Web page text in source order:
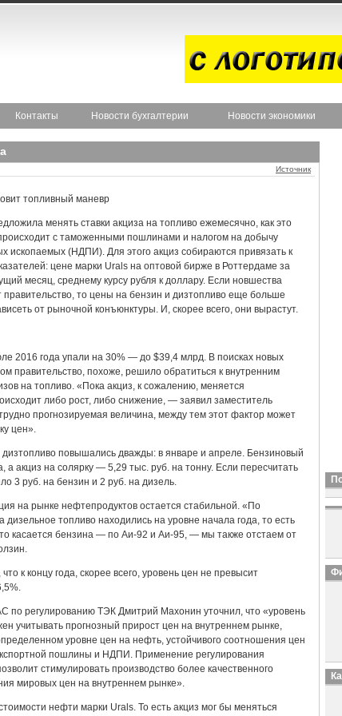
Контакты Новости бухгалтерии Новости экономики
Источник
топливный маневр
менять ставки акциза на топливо ежемесячно, как это
с таможенными пошлинами и налогом на добычу
ископаемых (НДПИ). Для этого акциз собираются привязать к
цене марки Urals на оптовой бирже в Роттердаме за
месяц, среднему курсу рубля к доллару. Если новшества
правительство, то цены на бензин и дизтопливо еще больше
от рыночной конъюнктуры. И, скорее всего, они вырастут.
2016 года упали на 30% — до $39,4 млрд. В поисках новых
правительство, похоже, решило обратиться к внутренним
на топливо. «Пока акциз, к сожалению, меняется
либо рост, либо снижение, — заявил заместитель
прогнозируемая величина, между тем этот фактор может
цен».
дизтопливо повышались дважды: в январе и апреле. Бензиновый
а акциз на солярку — 5,29 тыс. руб. на тонну. Если пересчитать
3 руб. на бензин и 2 руб. на дизель.
на рынке нефтепродуктов остается стабильной. «По
топливо находились на уровне начала года, то есть
касается бензина — по Аи-92 и Аи-95, — мы также отстаем от
к концу года, скорее всего, уровень цен не превысит
по регулированию ТЭК Дмитрий Махонин уточнил, что «уровень
учитывать прогнозный прирост цен на внутреннем рынке,
уровне цен на нефть, устойчивого соотношения цен
пошлины и НДПИ. Применение регулирования
стимулировать производство более качественного
мировых цен на внутреннем рынке».
нефти марки Urals. То есть акциз мог бы меняться